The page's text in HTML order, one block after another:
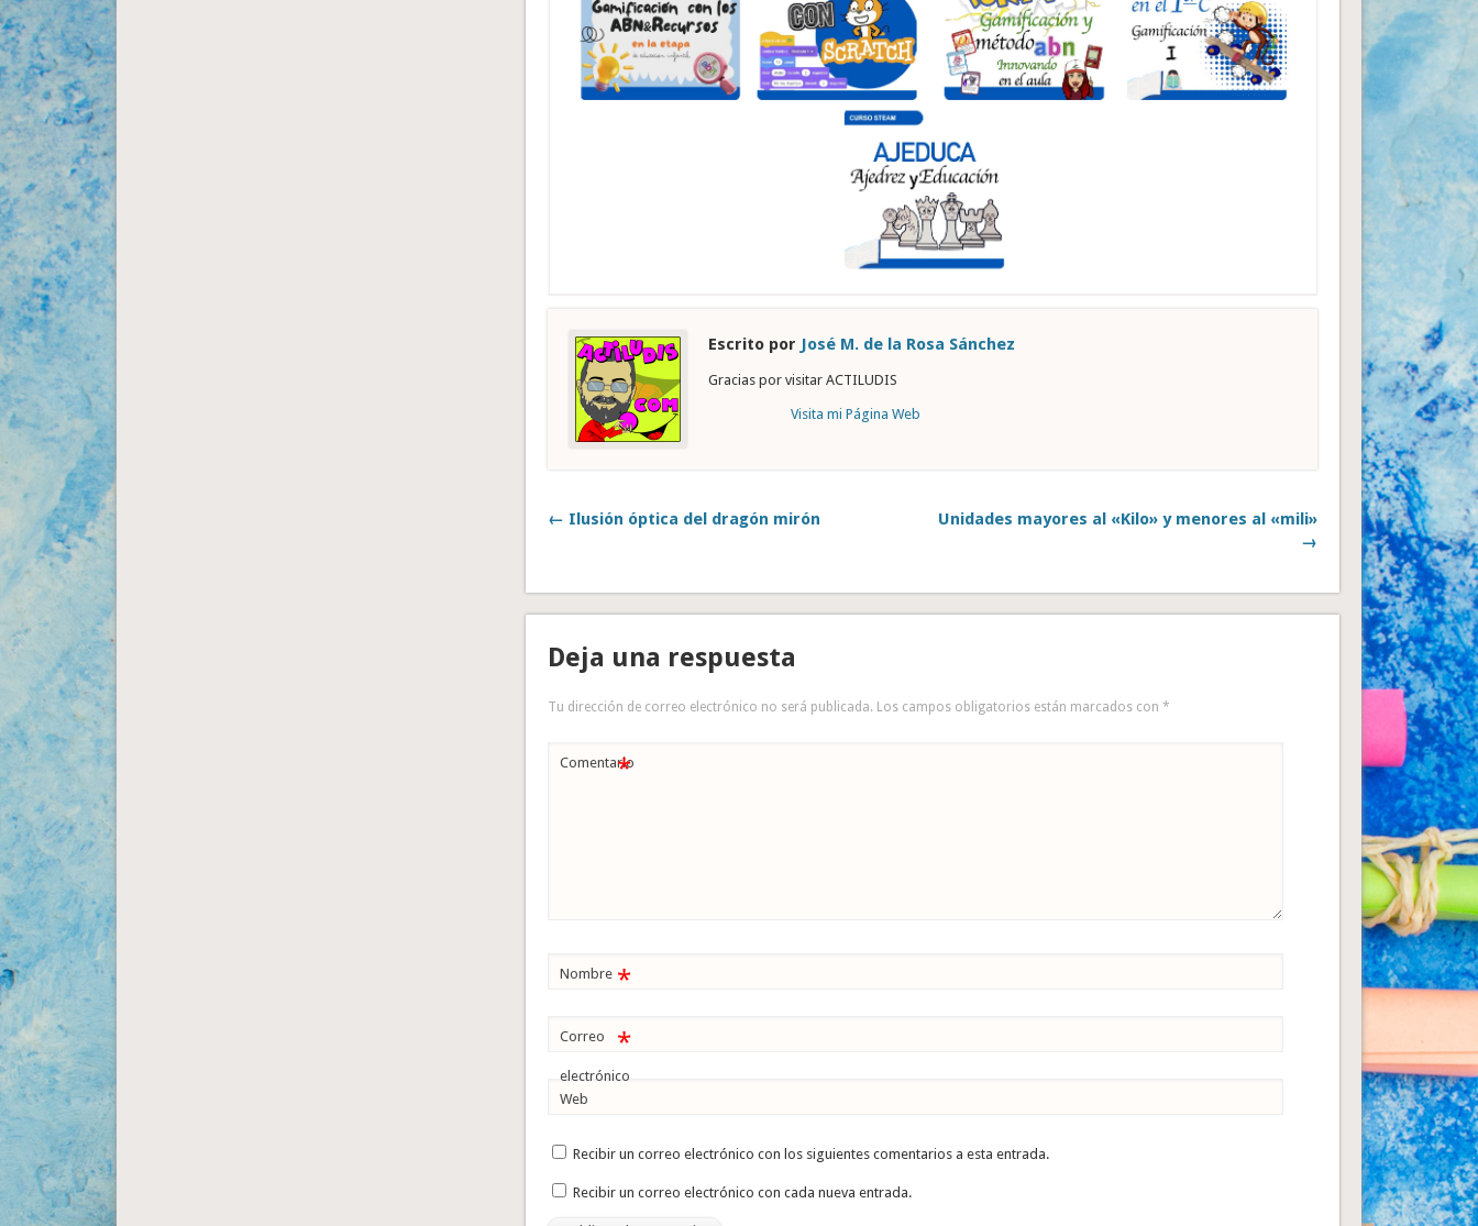
Escrito por José M. de la Rosa Sánchez
Gracias por visitar ACTILUDIS
Visita mi Página Web
← Ilusión óptica del dragón mirón
Unidades mayores al «Kilo» y menores al «mili»
→
Deja una respuesta
Tu dirección de correo electrónico no será publicada. Los campos obligatorios están marcados con*
Comentario
*
Nombre *
Correo
electrónico
*
Web
Recibir un correo electrónico con los siguientes comentarios a esta entrada.
Recibir un correo electrónico con cada nueva entrada.